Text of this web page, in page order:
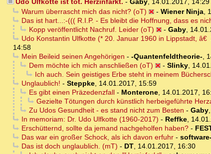
Udo Ulfkotte ist tot. Herzinfarkt. - Gaby, 14.01.2017, 14:29
Warum überrascht mich das nicht? (oT)
- Wiener Ninja,
Das ist hart...:-((( R.I.P. - Es bleibt die Hoffnung, dass es
Kopp veröffentlicht Nachruf. Leider (oT)
- Gaby,
Udo Konstantin Ulfkotte (* 20. Januar 1960 in Lippstadt,
14:58
Mein Beileid seinen Angehörigen - -Quantenfeldtheorie-,
Dem möchte ich mich anschließen (oT)
- Slinky,
Ich auch. Sein geistiges Erbe steht in meinem
Unglaublich! - Steppke, 14.01.2017, 15:59
Es gibt einen Präzedenzfall- Monterone, 14.01.2017,
Gezielte Tötungen durch künstlich herbeigeführte
Zu Udos Gesundheit - es stand nicht zum Besten - Gaby,
In memoriam: Dr. Udo Ulfkotte (1960-2017) - Reffke,
Erschütternd, sollte da jemand nachgeholfen haben?-
Das war ein großer Schock, als ich davon erfuhr-
Das ist doch unglaublich. (mT) - DT, 14.01.2017, 16:30